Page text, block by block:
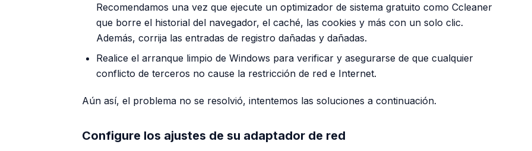
Recomendamos una vez que ejecute un optimizador de sistema gratuito como Ccleaner
que borre el historial del navegador, el caché, las cookies y más con un solo clic.
Además, corrija las entradas de registro dañadas y dañadas.
Realice el arranque limpio de Windows para verificar y asegurarse de que cualquier
conflicto de terceros no cause la restricción de red e Internet.
Aún así, el problema no se resolvió, intentemos las soluciones a continuación.
Configure los ajustes de su adaptador de red